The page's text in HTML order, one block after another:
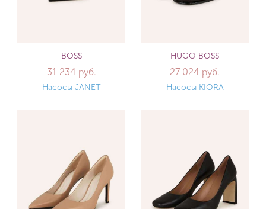
BOSS
31 234 руб.
Насосы JANET
HUGO BOSS
27 024 руб.
Насосы KIORA